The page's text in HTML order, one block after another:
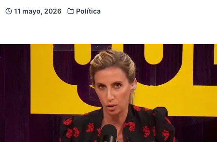
11 mayo, 2026 Política